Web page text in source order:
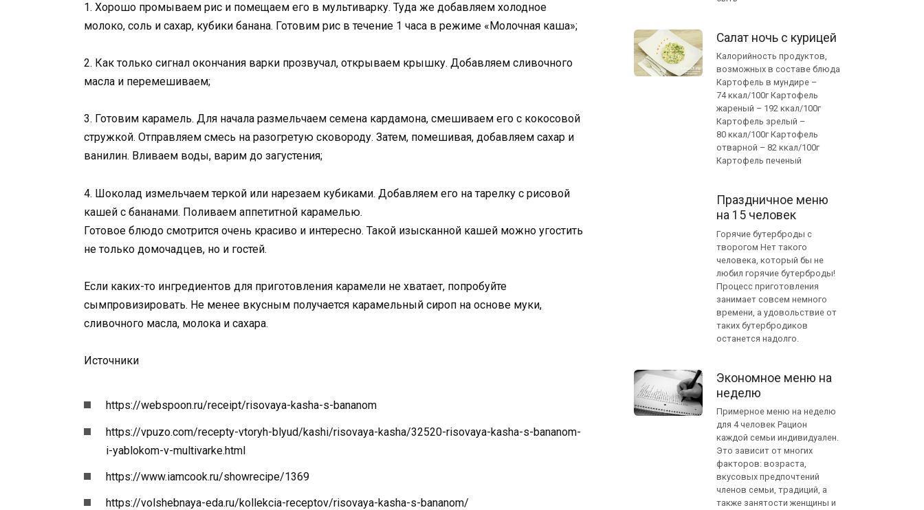
1. Хорошо промываем рис и помещаем его в мультиварку. Туда же добавляем холодное
молоко, соль и сахар, кубики банана. Готовим рис в течение 1 часа в режиме «Молочная каша»;
2. Как только сигнал окончания варки прозвучал, открываем крышку. Добавляем сливочного
масла и перемешиваем;
3. Готовим карамель. Для начала размельчаем семена кардамона, смешиваем его с кокосовой
стружкой. Отправляем смесь на разогретую сковороду. Затем, помешивая, добавляем сахар и
ванилин. Вливаем воды, варим до загустения;
4. Шоколад измельчаем теркой или нарезаем кубиками. Добавляем его на тарелку с рисовой
кашей с бананами. Поливаем аппетитной карамелью.
Готовое блюдо смотрится очень красиво и интересно. Такой изысканной кашей можно угостить
не только домочадцев, но и гостей.
Если каких-то ингредиентов для приготовления карамели не хватает, попробуйте
сымпровизировать. Не менее вкусным получается карамельный сироп на основе муки,
сливочного масла, молока и сахара.
Источники
https://webspoon.ru/receipt/risovaya-kasha-s-bananom
https://vpuzo.com/recepty-vtoryh-blyud/kashi/risovaya-kasha/32520-risovaya-kasha-s-bananom-
i-yablokom-v-multivarke.html
https://www.iamcook.ru/showrecipe/1369
https://volshebnaya-eda.ru/kollekcia-receptov/risovaya-kasha-s-bananom/
Салат ночь с курицей
Калорийность продуктов,
возможных в составе блюда
Картофель в мундире –
74 ккал/100г Картофель
жареный – 192 ккал/100г
Картофель зрелый –
80 ккал/100г Картофель
отварной – 82 ккал/100г
Картофель печеный
Праздничное меню
на 15 человек
Горячие бутерброды с
творогом Нет такого
человека, который бы не
любил горячие бутерброды!
Процесс приготовления
занимает совсем немного
времени, а удовольствие от
таких бутербродиков
останется надолго.
Экономное меню на
неделю
Примерное меню на неделю
для 4 человек Рацион
каждой семьи индивидуален.
Это зависит от многих
факторов: возраста,
вкусовых предпочтений
членов семьи, традиций, а
также занятости женщины и